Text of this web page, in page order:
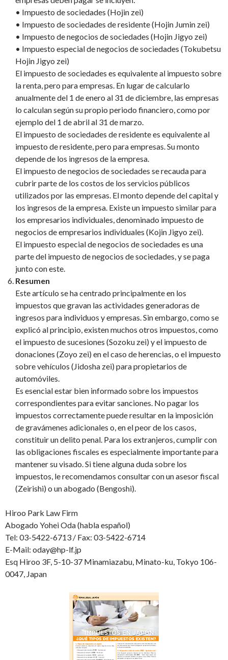
• Impuesto de sociedades (Hojin zei)
• Impuesto de sociedades de residente (Hojin Jumin zei)
• Impuesto de negocios de sociedades (Hojin Jigyo zei)
• Impuesto especial de negocios de sociedades (Tokubetsu
Hojin Jigyo zei)
El impuesto de sociedades es equivalente al impuesto sobre
la renta, pero para empresas. En lugar de calcularlo
anualmente del 1 de enero al 31 de diciembre, las empresas
lo calculan según su propio periodo financiero, como por
ejemplo del 1 de abril al 31 de marzo.
El impuesto de sociedades de residente es equivalente al
impuesto de residente, pero para empresas. Su monto
depende de los ingresos de la empresa.
El impuesto de negocios de sociedades se recauda para
cubrir parte de los costos de los servicios públicos
utilizados por las empresas. El monto depende del capital y
los ingresos de la empresa. Existe un impuesto similar para
los empresarios individuales, denominado impuesto de
negocios de empresarios individuales (Kojin Jigyo zei).
El impuesto especial de negocios de sociedades es una
parte del impuesto de negocios de sociedades, y se paga
junto con este.
Resumen
Este artículo se ha centrado principalmente en los
impuestos que gravan las actividades generadoras de
ingresos para individuos y empresas. Sin embargo, como se
explicó al principio, existen muchos otros impuestos, como
el impuesto de sucesiones (Sozoku zei) y el impuesto de
donaciones (Zoyo zei) en el caso de herencias, o el impuesto
sobre vehículos (Jidosha zei) para propietarios de
automóviles.
Es esencial estar bien informado sobre los impuestos
correspondientes para evitar sanciones. No pagar los
impuestos correctamente puede resultar en la imposición
de gravámenes adicionales o, en el peor de los casos,
constituir un delito penal. Para los extranjeros, cumplir con
las obligaciones fiscales es especialmente importante para
mantener su visado. Si tiene alguna duda sobre los
impuestos, le recomendamos consultar con un asesor fiscal
(Zeirishi) o un abogado (Bengoshi).
Hiroo Park Law Firm
Abogado Yohei Oda (habla español)
Tel: 03-5422-6713 / Fax: 03-5422-6714
E-Mail: oday@hp-lf.jp
Esq Hiroo 3F, 5-10-37 Minamiazabu, Minato-ku, Tokyo 106-
0047, Japan